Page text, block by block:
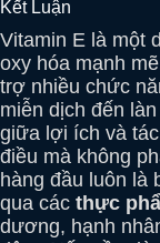
Kết Luận
Vitamin E là một
oxy hóa mạnh
trợ nhiều chức
miễn dịch đến
giữa lợi ích và
điều mà không
hàng đầu luôn là
qua các thực
dương, hạnh